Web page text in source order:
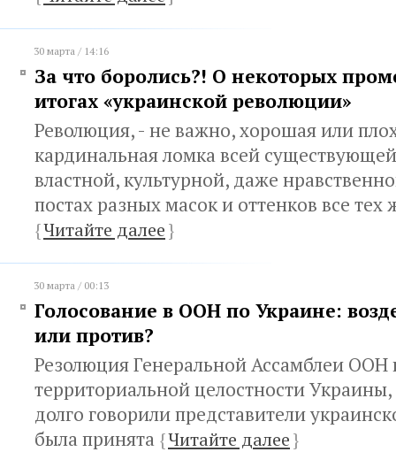
30 марта / 14:16
За что боролись?! О некоторых
итогах «украинской революции»
Революция, - не важно, хорошая или
кардинальная ломка всей
властной, культурной, даже
постах разных масок и оттенков все тех
{Читайте далее}
30 марта / 00:13
Голосование в ООН по Украине:
или против?
Резолюция Генеральной Ассамблеи ООН
территориальной целостности Украины,
долго говорили представители
была принята {Читайте далее}